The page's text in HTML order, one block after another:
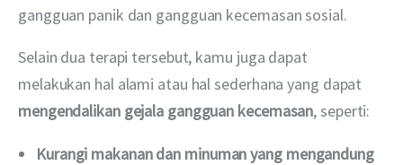
gangguan panik dan gangguan kecemasan sosial.
Selain dua terapi tersebut, kamu juga dapat
melakukan hal alami atau hal sederhana yang dapat
mengendalikan gejala gangguan kecemasan, seperti:
Kurangi makanan dan minuman yang mengandung